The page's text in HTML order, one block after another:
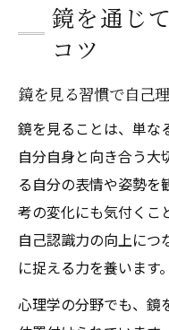
鏡を通じ
コツ
鏡を見る習慣で自己
鏡を見ることは、単な
自分自身と向き合う大
る自分の表情や姿勢を
考の変化にも気付くこ
自己認識力の向上につ
に捉える力を養います。
心理学の分野でも、鏡